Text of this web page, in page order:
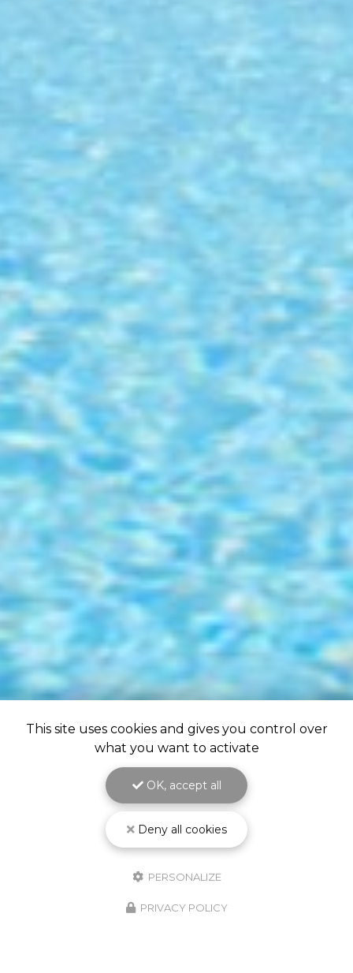
This site uses cookies and gives you control over
what you want to activate
OK, accept all
Deny all cookies
PERSONALIZE
PRIVACY POLICY